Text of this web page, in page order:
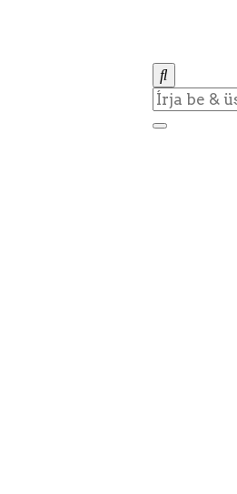
Keres
valamit?